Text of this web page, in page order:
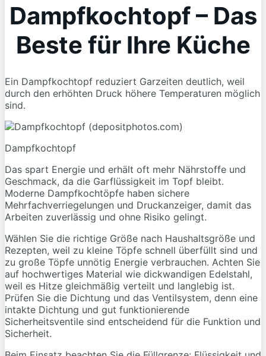
Dampfkochtopf – Das
Beste für Ihre Küche
Ein Dampfkochtopf reduziert Garzeiten deutlich, weil
durch den erhöhten Druck höhere Temperaturen möglich
sind.
Dampfkochtopf
Das spart Energie und erhält oft mehr Nährstoffe und
Geschmack, da die Garflüssigkeit im Topf bleibt.
Moderne Dampfkochtöpfe haben sichere
Mehrfachverriegelungen und Druckanzeiger, damit das
Arbeiten zuverlässig und ohne Risiko gelingt.
Wählen Sie die richtige Größe nach Haushaltsgröße und
Rezepten, weil zu kleine Töpfe schnell überfüllt sind und
zu große Töpfe unnötig Energie verbrauchen. Achten Sie
auf hochwertiges Material wie dickwandigen Edelstahl,
weil es Hitze gleichmäßig verteilt und langlebig ist.
Prüfen Sie die Dichtung und das Ventilsystem, denn eine
intakte Dichtung und gut funktionierende
Sicherheitsventile sind entscheidend für die Funktion und
Sicherheit.